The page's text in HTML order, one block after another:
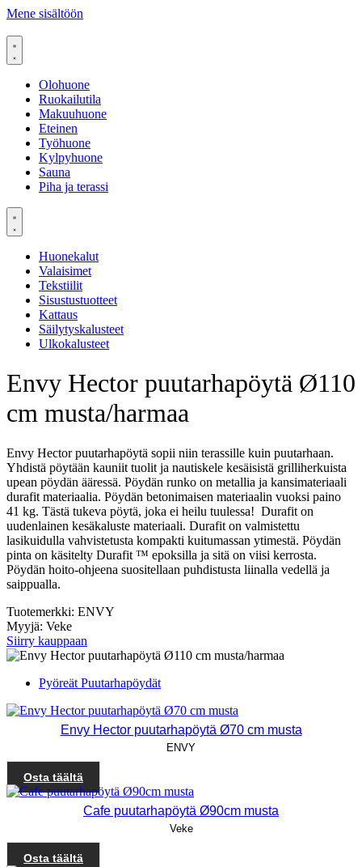
Mene sisältöön
Olohuone
Ruokailutila
Makuuhuone
Eteinen
Työhuone
Kylpyhuone
Sauna
Piha ja terassi
Huonekalut
Valaisimet
Tekstiilit
Sisustustuotteet
Kattaus
Säilytyskalusteet
Ulkokalusteet
Envy Hector puutarhapöytä Ø110
cm musta/harmaa
Envy Hector puutarhapöytä sopii niin terassille kuin puutarhaan.
Yhdistä pöytään kauniit tuolit ja nautiskele kesäisistä grilliherkuista
upean pöydän ääressä. Pöydän runko on metallia ja kansimateriaali
durafit materiaalia. Pöydän betonimaisen materiaalin vuoksi paino
41 kg. Tästä tukeva pöytä, joka ei heilu tuulessa! Durafit on
uudenlainen kesäkaluste materiaali. Durafit on valmistettu
lasikuidulla vahvistetusta kompakti kuitumassan ytimestä. Pöydän
pinta on käsitelty Durafit ™ epoksilla ja sitä on viisi kerrosta.
Pöydän hoito-ohjeena suositellaan puhdistusta liinalla vedellä ja
saippualla.
Tuotemerkki: ENVY
Myyjä: Veke
Siirry kauppaan
Pyöreät Puutarhapöydät
Envy Hector puutarhapöytä Ø70 cm musta
ENVY
Osta täältä
Cafe puutarhapöytä Ø90cm musta
Veke
Osta täältä